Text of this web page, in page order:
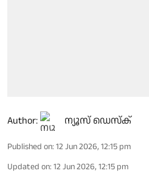
Author: ന്യൂസ് ഡെസ്ക്
Published on: 12 Jun 2026, 12:15 pm
Updated on: 12 Jun 2026, 12:15 pm